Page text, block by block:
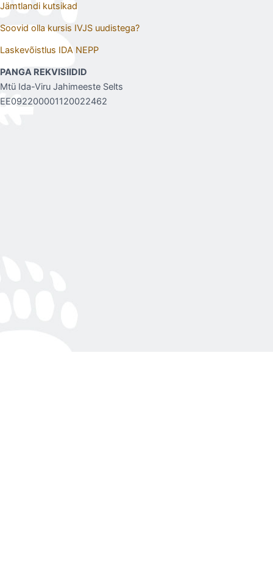
Jämtlandi kutsikad
Soovid olla kursis IVJS uudistega?
Laskevõistlus IDA NEPP
PANGA REKVISIIDID
Mtü Ida-Viru Jahimeeste Selts
EE092200001120022462